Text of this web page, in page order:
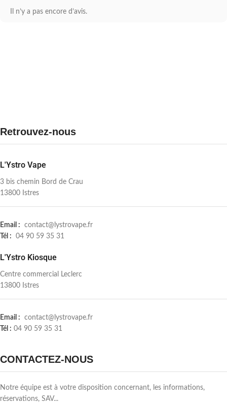
Il n’y a pas encore d’avis.
Retrouvez-nous
L'Ystro Vape
3 bis chemin Bord de Crau
13800 Istres
Email : contact@lystrovape.fr
Tél : 04 90 59 35 31
L'Ystro Kiosque
Centre commercial Leclerc
13800 Istres
Email : contact@lystrovape.fr
Tél : 04 90 59 35 31
CONTACTEZ-NOUS
Notre équipe est à votre disposition concernant, les informations,
réservations, SAV...